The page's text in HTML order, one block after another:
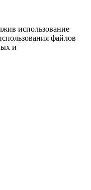
использование
файлов
и